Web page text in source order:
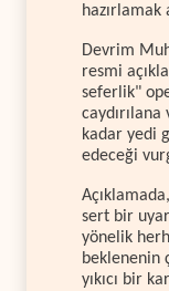
hazırlamak
Devrim
resmi
seferlik"
caydırılana
kadar yedi
edeceği
sert bir
yönelik
beklenenin
yıkıcı bir